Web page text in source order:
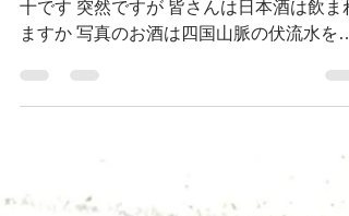
おはようございます ホテルサンリバー四万
十です 突然ですが 皆さんは日本酒は飲ま
ますか 写真のお酒は四国山脈の伏流水を使